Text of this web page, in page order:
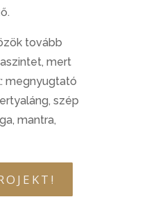
tovább
mert
megnyugtató
szép
mantra,